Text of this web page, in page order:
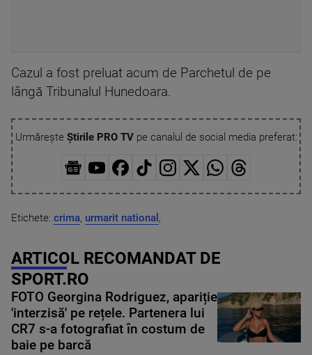
Cazul a fost preluat acum de Parchetul de pe
lângă Tribunalul Hunedoara.
Urmărește Știrile PRO TVpe canalul de social media preferat:
Etichete: crima, urmarit national ,
ARTICOL RECOMANDAT DE
SPORT.RO
FOTO Georgina Rodriguez, apariție
'interzisă' pe rețele. Partenera lui
CR7 s-a fotografiat în costum de
baie pe barcă